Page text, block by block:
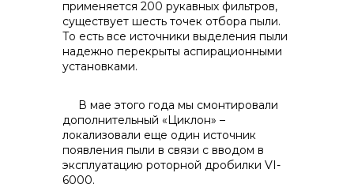
применяется 200 рукавных фильтров,
существует шесть точек отбора пыли.
То есть все источники выделения пыли
надежно перекрыты аспирационными
установками.
В мае этого года мы смонтировали
дополнительный «Циклон» –
локализовали еще один источник
появления пыли в связи с вводом в
эксплуатацию роторной дробилки VI-
6000.